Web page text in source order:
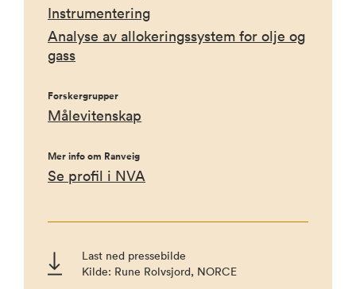
Instrumentering
Analyse av allokeringssystem for olje og
gass
Forskergrupper
Målevitenskap
Mer info om Ranveig
Se profil i NVA
Last ned pressebilde
Kilde: Rune Rolvsjord, NORCE